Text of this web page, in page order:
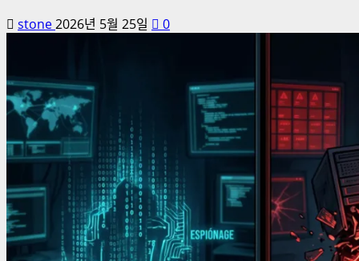
stone2026년 5월 25일 0